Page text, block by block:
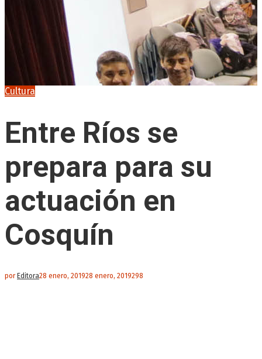
Cultura
Entre Ríos se
prepara para su
actuación en
Cosquín
porEditora28 enero, 201928 enero, 2019298